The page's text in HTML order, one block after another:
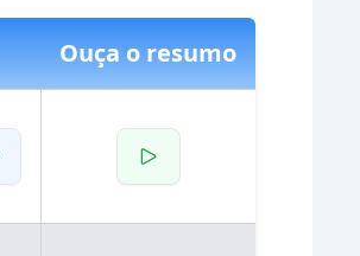
Ouça o resumo